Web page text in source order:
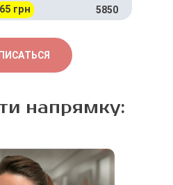
грн 5850
напрямку: